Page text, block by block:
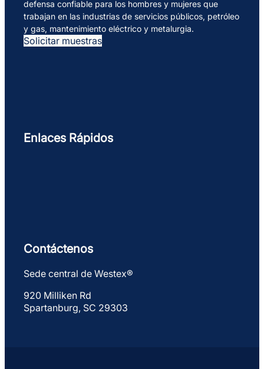
defensa confiable para los hombres y mujeres que
trabajan en las industrias de servicios públicos, petróleo
y gas, mantenimiento eléctrico y metalurgia.
Solicitar muestras
Enlaces Rápidos
Contáctenos
Sede central de Westex®
920 Milliken Rd
Spartanburg, SC 29303